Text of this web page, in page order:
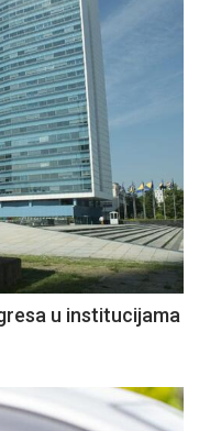
u institucijama